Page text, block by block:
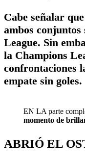
Cabe señalar
ambos
League. Sin
la Champions
confrontaciones
empate sin goles.
EN LA parte
momento de
ABRIÓ EL